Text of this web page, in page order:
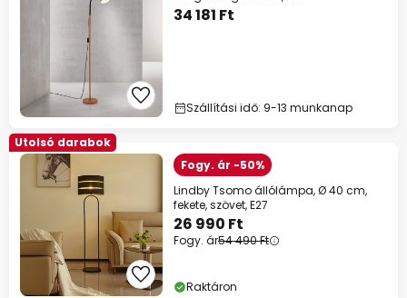
34 181 Ft
Szállítási idő: 9-13 munkanap
Utolsó darabok
Fogy. ár -50%
Lindby Tsomo állólámpa, Ø 40 cm,
fekete, szövet, E27
26 990 Ft
Fogy. ár54 490 Ft
Raktáron